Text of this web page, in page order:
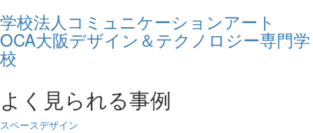
学校法人コミュニケーションアート
OCA大阪デザイン＆テクノロジー専門学
校
よく見られる事例
スペースデザイン